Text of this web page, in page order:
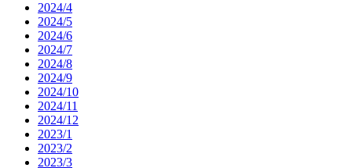
2024/4
2024/5
2024/6
2024/7
2024/8
2024/9
2024/10
2024/11
2024/12
2023/1
2023/2
2023/3